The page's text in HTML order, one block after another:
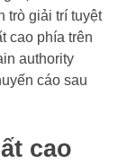
trò giải trí tuyệt
cao phía trên
authority
cáo sau
cao